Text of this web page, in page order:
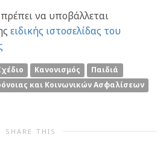
να υποβάλλεται
ειδικής ιστοσελίδας του
Κανονισμός
Παιδιά
και Κοινωνικών Ασφαλίσεων
SHARE THIS